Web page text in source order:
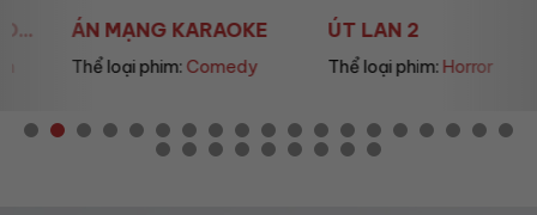
ÁN MẠNG KARAOKE
Thể loại phim:Comedy
ÚT LAN 2
Thể loại phim:Horror